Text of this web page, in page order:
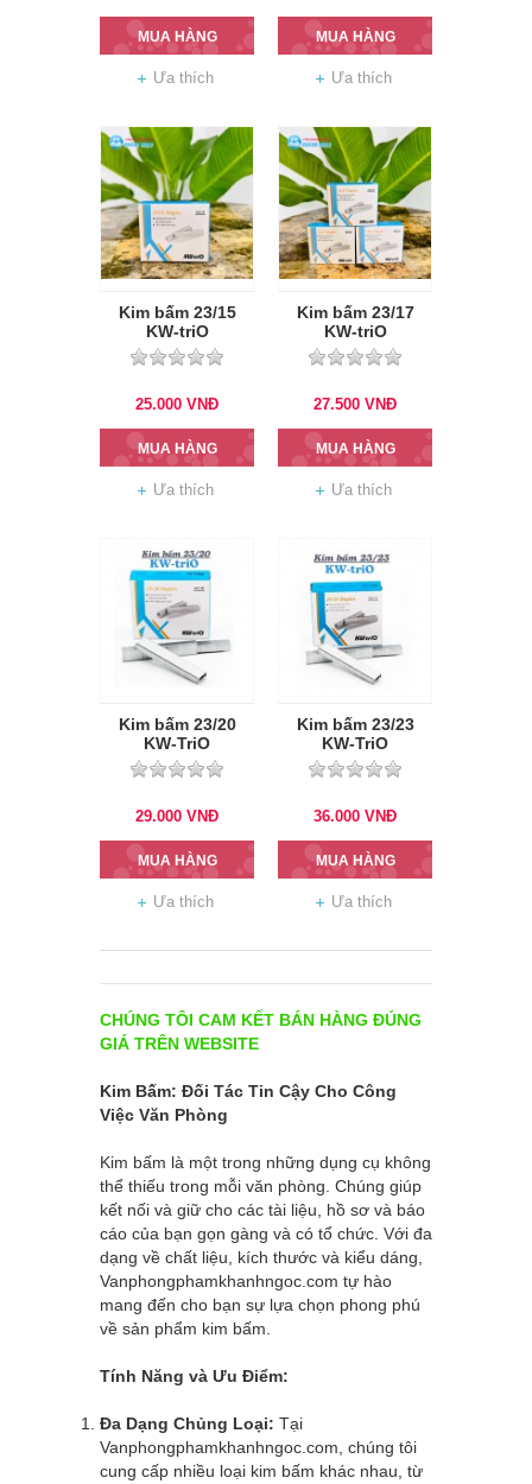
MUA HÀNG
Ưa thích
MUA HÀNG
Ưa thích
Kim bấm 23/15
KW-triO
25.000 VNĐ
MUA HÀNG
Ưa thích
Kim bấm 23/17
KW-triO
27.500 VNĐ
MUA HÀNG
Ưa thích
Kim bấm 23/20
KW-TriO
29.000 VNĐ
MUA HÀNG
Ưa thích
Kim bấm 23/23
KW-TriO
36.000 VNĐ
MUA HÀNG
Ưa thích
CHÚNG TÔI CAM KẾT BÁN HÀNG ĐÚNG
GIÁ TRÊN WEBSITE
Kim Bấm: Đối Tác Tin Cậy Cho Công
Việc Văn Phòng
Kim bấm là một trong những dụng cụ không
thể thiếu trong mỗi văn phòng. Chúng giúp
kết nối và giữ cho các tài liệu, hồ sơ và báo
cáo của bạn gọn gàng và có tổ chức. Với đa
dạng về chất liệu, kích thước và kiểu dáng,
Vanphongphamkhanhngoc.com tự hào
mang đến cho bạn sự lựa chọn phong phú
về sản phẩm kim bấm.
Tính Năng và Ưu Điểm:
Đa Dạng Chủng Loại: Tại
Vanphongphamkhanhngoc.com , chúng tôi
cung cấp nhiều loại kim bấm khác nhau, từ